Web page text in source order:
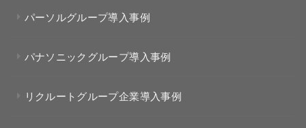
パーソルグループ導入事例
パナソニックグループ導入事例
リクルートグループ企業導入事例